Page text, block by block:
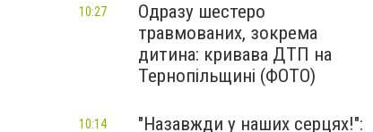
Одразу шестеро
травмованих, зокрема
дитина: кривава ДТП на
Тернопільщині (ФОТО)
10:27
"Назавжди у наших серцях!":
10:14